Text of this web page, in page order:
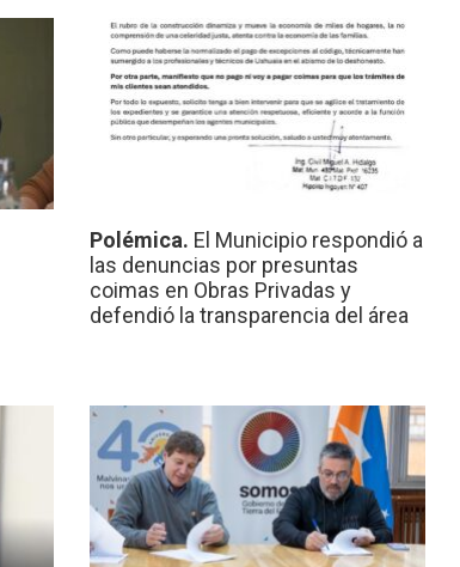
Polémica. El Municipio respondió a
las denuncias por presuntas
coimas en Obras Privadas y
defendió la transparencia del área